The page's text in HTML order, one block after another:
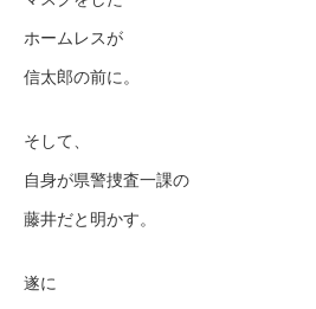
ホームレスが
信太郎の前に。
そして、
自身が県警捜査一課の
藤井だと明かす。
遂に